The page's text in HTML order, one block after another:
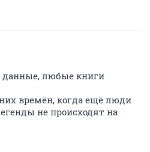
любые книги
времён, когда ещё люди
не происходят на